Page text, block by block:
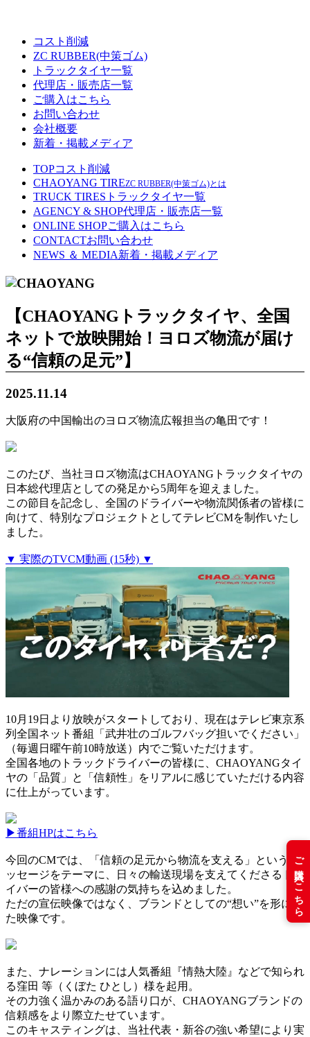
コスト削減
ZC RUBBER(中策ゴム)
トラックタイヤ一覧
代理店・販売店一覧
ご購入はこちら
お問い合わせ
会社概要
新着・掲載メディア
TOPコスト削減
CHAOYANG TIREZC RUBBER(中策ゴム)とは
TRUCK TIRES トラックタイヤ一覧
AGENCY & SHOP代理店・販売店一覧
ONLINE SHOPご購入はこちら
CONTACTお問い合わせ
NEWS ＆ MEDIA新着・掲載メディア
【CHAOYANGトラックタイヤ、全国
ネットで放映開始！ヨロズ物流が届け
る“信頼の足元”】
2025.11.14
大阪府の中国輸出のヨロズ物流広報担当の亀田です！
このたび、当社ヨロズ物流はCHAOYANGトラックタイヤの
日本総代理店としての発足から5周年を迎えました。
この節目を記念し、全国のドライバーや物流関係者の皆様に
向けて、特別なプロジェクトとしてテレビCMを制作いたし
ました。
▼ 実際のTVCM動画 (15秒) ▼
10月19日より放映がスタートしており、現在はテレビ東京系
列全国ネット番組「武井壮のゴルフバッグ担いでください」
（毎週日曜午前10時放送）内でご覧いただけます。
全国各地のトラックドライバーの皆様に、CHAOYANGタイ
ヤの「品質」と「信頼性」をリアルに感じていただける内容
に仕上がっています。
▶︎番組HPはこちら
今回のCMでは、「信頼の足元から物流を支える」というメ
ッセージをテーマに、日々の輸送現場を支えてくださるドラ
イバーの皆様への感謝の気持ちを込めました。
ただの宣伝映像ではなく、ブランドとしての“想い”を形にし
た映像です。
また、ナレーションには人気番組『情熱大陸』などで知られ
る窪田 等（くぼた ひとし）様を起用。
その力強く温かみのある語り口が、CHAOYANGブランドの
信頼感をより際立たせています。
このキャスティングは、当社代表・新谷の強い希望により実
ご購入はこちら